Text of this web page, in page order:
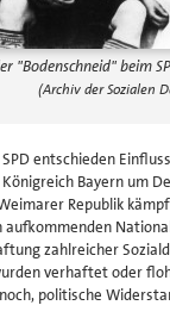
"Bodenschneid" beim
(Archiv der Sozialen
entschieden
Bayern um
Republik
aufkommenden
zahlreicher
verhaftet oder
politische